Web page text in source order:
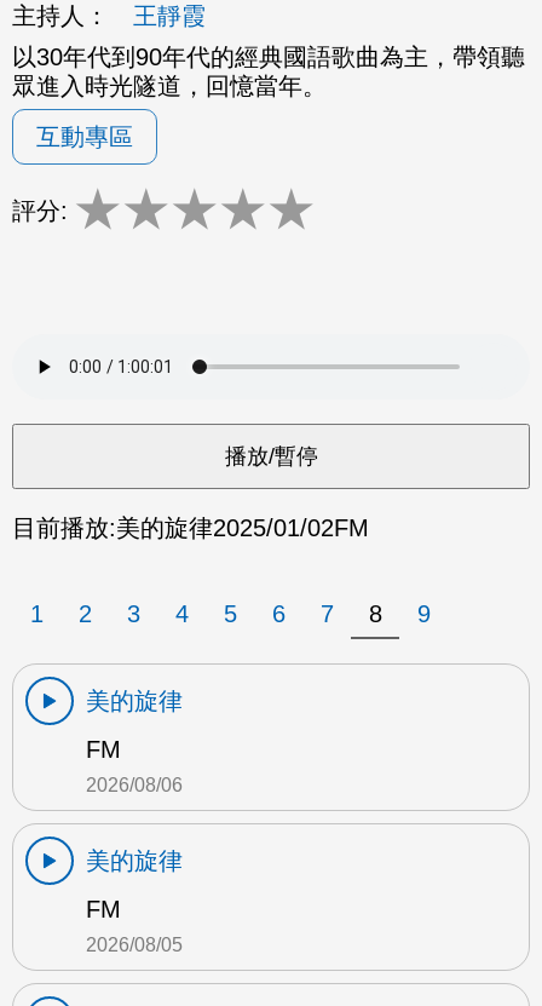
主持人：
王靜霞
以30年代到90年代的經典國語歌曲為主，帶領聽
眾進入時光隧道，回憶當年。
互動專區
評分: ★★★★★
目前播放:美的旋律2025/01/02FM
1 2 3 4 5 6 7 8 9
美的旋律
FM
2026/08/06
美的旋律
FM
2026/08/05